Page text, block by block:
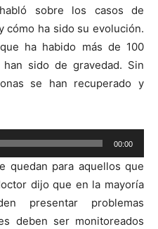
sobre los casos de
cómo ha sido su evolución.
ha habido más de 100
sido de gravedad. Sin
se han recuperado y
00:00
quedan para aquellos que
dijo que en la mayoría
presentar problemas
deben ser monitoreados